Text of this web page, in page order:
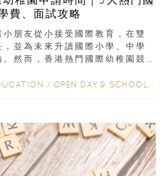
費、面試攻略
朋友從小接受國際教育，在雙
並為未來升讀國際小學、中學
然而，香港熱門國際幼稚園競
/ OPEN DAY & SCHOOL EVENTS